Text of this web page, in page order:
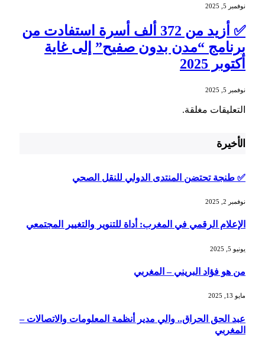
نوفمبر 5, 2025
✅ أزيد من 372 ألف أسرة استفادت من
برنامج “مدن بدون صفيح” إلى غاية
أكتوبر 2025
نوفمبر 5, 2025
التعليقات مغلقة.
الأخيرة
✅ طنجة تحتضن المنتدى الدولي للنقل الصحي
نوفمبر 2, 2025
الإعلام الرقمي في المغرب: أداة للتنوير والتغيير المجتمعي
يونيو 5, 2025
من هو فؤاد البريني – المغربي
مايو 13, 2025
عبد الحق الحراق.. والي مدير أنظمة المعلومات والاتصالات –
المغربي